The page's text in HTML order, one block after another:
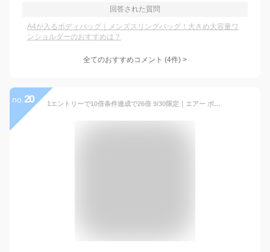
回答された質問
A4が入るボディバッグ｜メンズスリングバッグ！大きめ大容量ワ
ンショルダーのおすすめは？
全てのおすすめコメント (4件) >
no. 20 1エントリーで10倍条件達成で26倍 9/30限定｜エアー ボディバッグ Aer Travel Sling 2 ショルダー 斜め掛けバッグ PC収納 Travel Collection 旅行 通勤 ナイロン A4 12L メンズ レディース